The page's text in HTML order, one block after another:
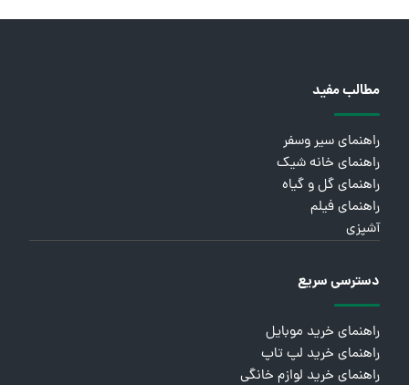
مطالب مفید
راهنمای سیر وسفر
راهنمای خانه شیک
راهنمای گل و گیاه
راهنمای فیلم
آشپزی
دسترسی سریع
راهنمای خرید موبایل
راهنمای خرید لپ تاپ
راهنمای خرید لوازم خانگی